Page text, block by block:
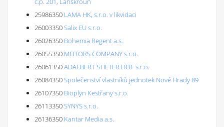
25986350 LAMA HK, s.r.o. v likvidaci
26003350Salix EU s.r.o.
26026350 Bohemia Regent a.s.
26055350 MOTORS COMPANY s.r.o.
26061350ADALBERT STIFTER HOF s.r.o.
26084350Společenství vlastníků jednotek Nové Hrady 89
26107350 Bioplyn Kestřany s.r.o.
26113350SYNYS s.r.o.
26136350 Kantar Media a.s.